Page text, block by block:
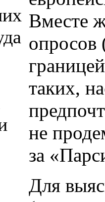
Вместе
опросов
таких,
не
за
Для